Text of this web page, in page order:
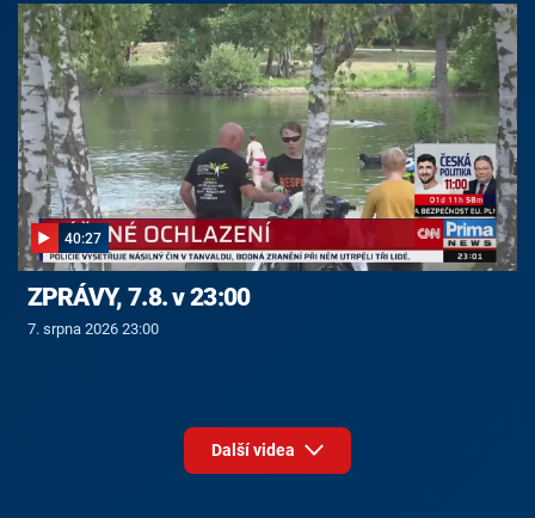
40:27
ZPRÁVY, 7.8. v 23:00
7. srpna 2026 23:00
Další videa